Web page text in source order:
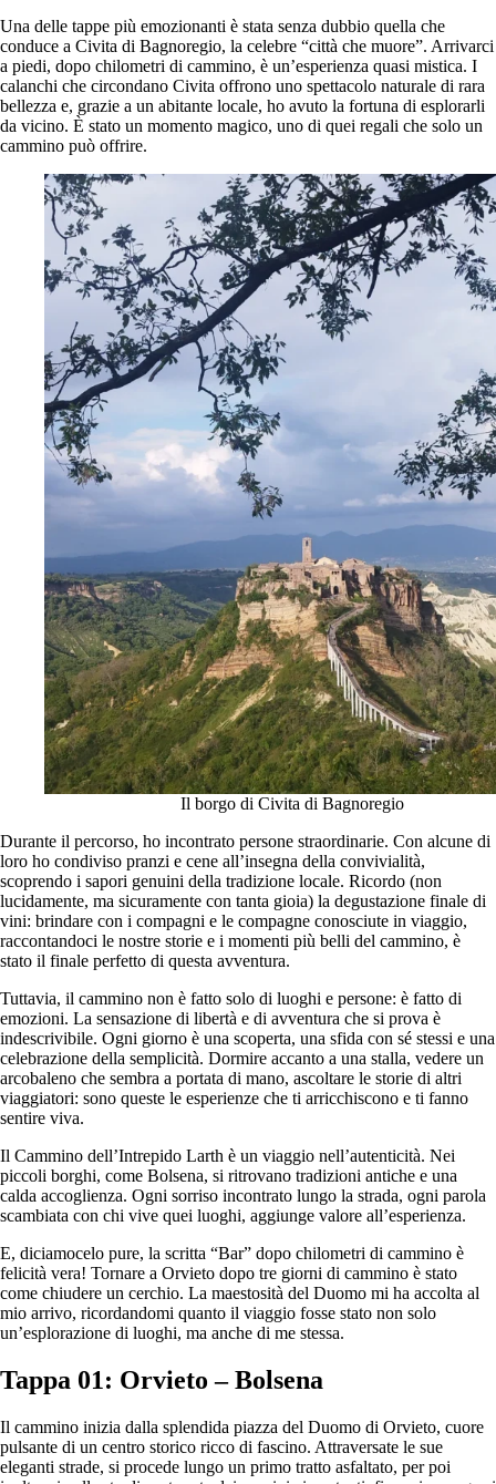
Una delle tappe più emozionanti è stata senza dubbio quella che
conduce a Civita di Bagnoregio, la celebre “città che muore”. Arrivarci
a piedi, dopo chilometri di cammino, è un’esperienza quasi mistica. I
calanchi che circondano Civita offrono uno spettacolo naturale di rara
bellezza e, grazie a un abitante locale, ho avuto la fortuna di esplorarli
da vicino. È stato un momento magico, uno di quei regali che solo un
cammino può offrire.
Il borgo di Civita di Bagnoregio
Durante il percorso, ho incontrato persone straordinarie. Con alcune di
loro ho condiviso pranzi e cene all’insegna della convivialità,
scoprendo i sapori genuini della tradizione locale. Ricordo (non
lucidamente, ma sicuramente con tanta gioia) la degustazione finale di
vini: brindare con i compagni e le compagne conosciute in viaggio,
raccontandoci le nostre storie e i momenti più belli del cammino, è
stato il finale perfetto di questa avventura.
Tuttavia, il cammino non è fatto solo di luoghi e persone: è fatto di
emozioni. La sensazione di libertà e di avventura che si prova è
indescrivibile. Ogni giorno è una scoperta, una sfida con sé stessi e una
celebrazione della semplicità. Dormire accanto a una stalla, vedere un
arcobaleno che sembra a portata di mano, ascoltare le storie di altri
viaggiatori: sono queste le esperienze che ti arricchiscono e ti fanno
sentire viva.
Il Cammino dell’Intrepido Larth è un viaggio nell’autenticità. Nei
piccoli borghi, come Bolsena, si ritrovano tradizioni antiche e una
calda accoglienza. Ogni sorriso incontrato lungo la strada, ogni parola
scambiata con chi vive quei luoghi, aggiunge valore all’esperienza.
E, diciamocelo pure, la scritta “Bar” dopo chilometri di cammino è
felicità vera! Tornare a Orvieto dopo tre giorni di cammino è stato
come chiudere un cerchio. La maestosità del Duomo mi ha accolta al
mio arrivo, ricordandomi quanto il viaggio fosse stato non solo
un’esplorazione di luoghi, ma anche di me stessa.
Tappa 01: Orvieto – Bolsena
Il cammino inizia dalla splendida piazza del Duomo di Orvieto, cuore
pulsante di un centro storico ricco di fascino. Attraversate le sue
eleganti strade, si procede lungo un primo tratto asfaltato, per poi